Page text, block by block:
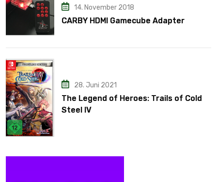
14. November 2018
CARBY HDMI Gamecube Adapter
28. Juni 2021
The Legend of Heroes: Trails of Cold
Steel IV